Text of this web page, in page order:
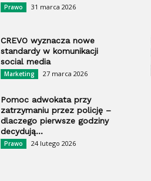
Prawo 31 marca 2026
CREVO wyznacza nowe
standardy w komunikacji
social media
Marketing 27 marca 2026
Pomoc adwokata przy
zatrzymaniu przez policję –
dlaczego pierwsze godziny
decydują...
Prawo 24 lutego 2026